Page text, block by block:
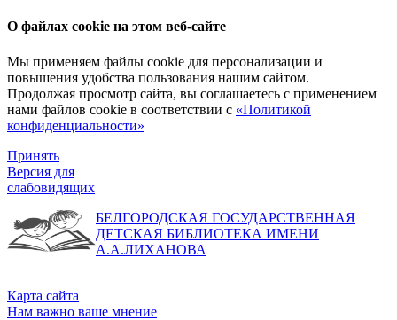
О файлах cookie на этом веб-сайте
Мы применяем файлы cookie для персонализации и
повышения удобства пользования нашим сайтом.
Продолжая просмотр сайта, вы соглашаетесь с применением
нами файлов cookie в соответствии с «Политикой
конфиденциальности»
Принять
Версия для
слабовидящих
БЕЛГОРОДСКАЯ ГОСУДАРСТВЕННАЯ
ДЕТСКАЯ БИБЛИОТЕКА ИМЕНИ
А.А.ЛИХАНОВА
Карта сайта
Нам важно ваше мнение